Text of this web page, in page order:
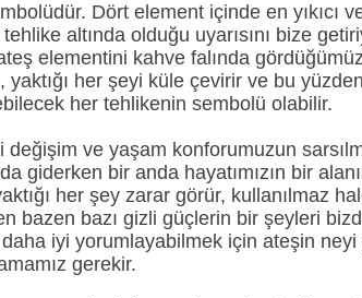
Dört element içinde en yıkıcı
altında olduğu uyarısını bize
elementini kahve falında
yaktığı her şeyi küle çevirir ve bu
her tehlikenin sembolü olabilir.
ve yaşam konforumuzun
giderken bir anda hayatımızın bir
her şey zarar görür, kullanılmaz
bazen bazı gizli güçlerin bir şeyleri
iyi yorumlayabilmek için ateşin neyi
gerekir.